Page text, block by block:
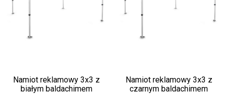
Namiot reklamowy 3x3 z
białym baldachimem
Namiot reklamowy 3x3 z
czarnym baldachimem